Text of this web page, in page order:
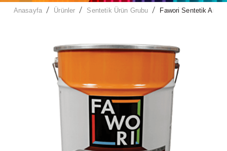
Anasayfa / Ürünler / Sentetik Ürün Grubu / Fawori Sentetik